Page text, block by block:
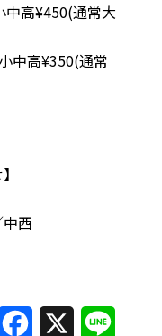
中高¥450(通常大
中高¥350(通常
西